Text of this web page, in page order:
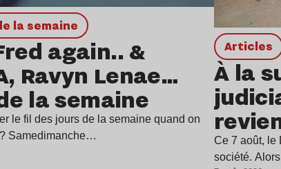
la semaine
again.. &
Ravyn Lenae…
la semaine
le fil des jours de la semaine quand on
Samedimanche…
Articles
À la
Ce 7 août, le
société.